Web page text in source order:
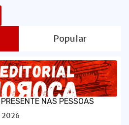
Popular
NAS PESSOAS
2026